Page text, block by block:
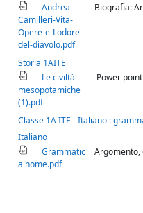
Andrea-
Camilleri-Vita-
Opere-e-Lodore-
del-diavolo.pdf
Biografia:
Storia 1AITE
Le civiltà
mesopotamiche
(1).pdf
Power
Classe 1A ITE - Italiano :
Italiano
Grammatic
a nome.pdf
Argomento,